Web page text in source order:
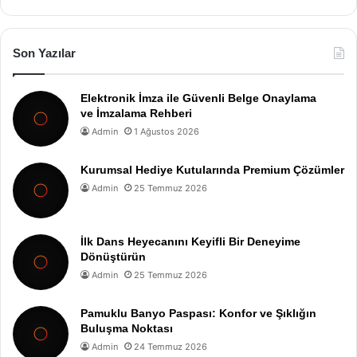
Son Yazılar
Elektronik İmza ile Güvenli Belge Onaylama
ve İmzalama Rehberi
Admin 1 Ağustos 2026
Kurumsal Hediye Kutularında Premium Çözümler
Admin 25 Temmuz 2026
İlk Dans Heyecanını Keyifli Bir Deneyime
Dönüştürün
Admin 25 Temmuz 2026
Pamuklu Banyo Paspası: Konfor ve Şıklığın
Buluşma Noktası
Admin 24 Temmuz 2026